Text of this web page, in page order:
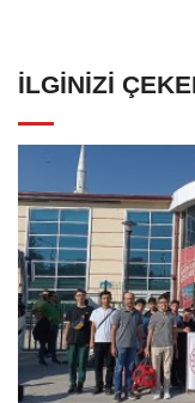
İLGINIZI